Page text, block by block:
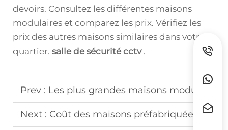
devoirs. Consultez les différentes maisons
modulaires et comparez les prix. Vérifiez les
prix des autres maisons similaires dans votre
quartier. salle de sécurité cctv .
Prev : Les plus grandes maisons modulaires
Next : Coût des maisons préfabriquées